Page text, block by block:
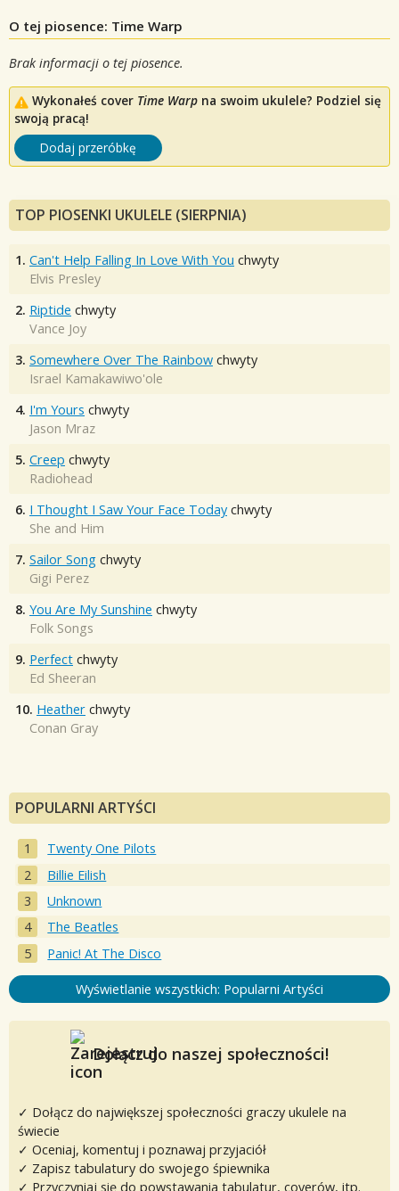
O tej piosence: Time Warp
Brak informacji o tej piosence.
Wykonałeś cover Time Warp na swoim ukulele? Podziel się
swoją pracą!
Dodaj przeróbkę
TOP PIOSENKI UKULELE (SIERPNIA)
1. Can't Help Falling In Love With You chwyty
Elvis Presley
2. Riptide chwyty
Vance Joy
3. Somewhere Over The Rainbow chwyty
Israel Kamakawiwo'ole
4. I'm Yours chwyty
Jason Mraz
5. Creep chwyty
Radiohead
6. I Thought I Saw Your Face Today chwyty
She and Him
7. Sailor Song chwyty
Gigi Perez
8. You Are My Sunshine chwyty
Folk Songs
9. Perfect chwyty
Ed Sheeran
10. Heather chwyty
Conan Gray
POPULARNI ARTYŚCI
Twenty One Pilots
Billie Eilish
Unknown
The Beatles
Panic! At The Disco
Wyświetlanie wszystkich: Popularni Artyści
Dołącz do naszej społeczności!
✓ Dołącz do największej społeczności graczy ukulele na
świecie
✓ Oceniaj, komentuj i poznawaj przyjaciół
✓ Zapisz tabulatury do swojego śpiewnika
✓ Przyczyniaj się do powstawania tabulatur, coverów, itp.